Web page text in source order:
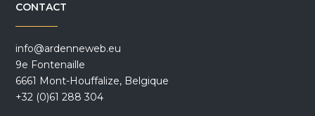
CONTACT
info@ardenneweb.eu
9e Fontenaille
6661 Mont-Houffalize, Belgique
+32 (0)61 288 304